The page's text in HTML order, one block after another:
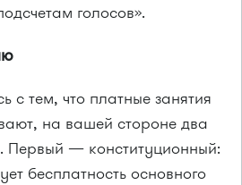
голосов».
с тем, что платные занятия
на вашей стороне два
Первый — конституционный:
бесплатность основного